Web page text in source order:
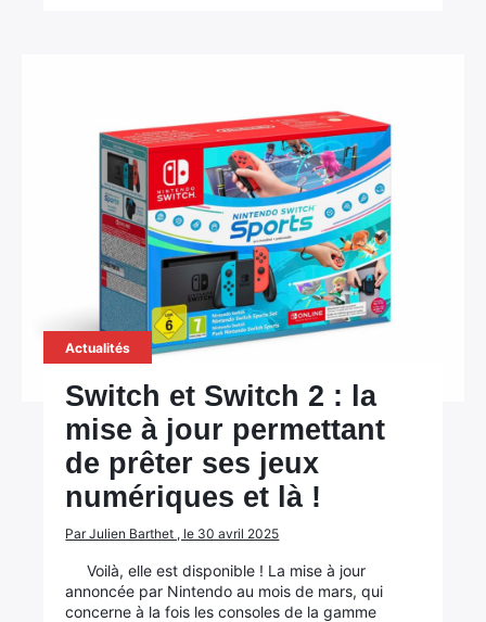
Actualités
Switch et Switch 2 : la
mise à jour permettant
de prêter ses jeux
numériques et là !
Par Julien Barthet , le 30 avril 2025
Voilà, elle est disponible ! La mise à jour
annoncée par Nintendo au mois de mars, qui
concerne à la fois les consoles de la gamme